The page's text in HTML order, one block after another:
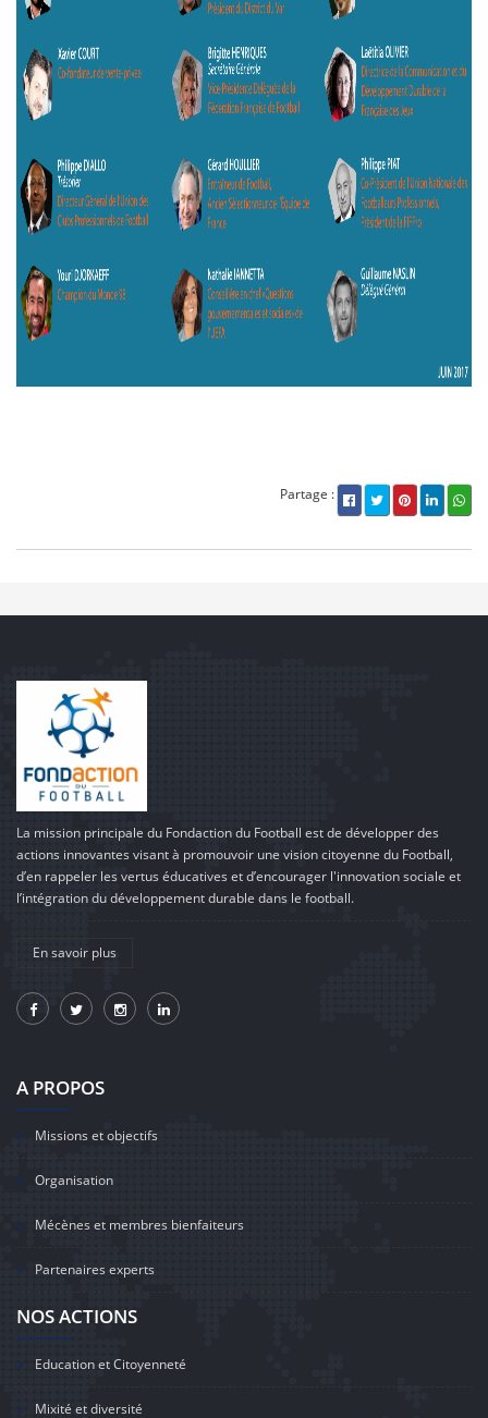
Partage :
La mission principale du Fondaction du Football est de développer des
actions innovantes visant à promouvoir une vision citoyenne du Football,
d’en rappeler les vertus éducatives et d’encourager l'innovation sociale et
l’intégration du développement durable dans le football.
En savoir plus
A PROPOS
Missions et objectifs
Organisation
Mécènes et membres bienfaiteurs
Partenaires experts
NOS ACTIONS
Education et Citoyenneté
Mixité et diversité